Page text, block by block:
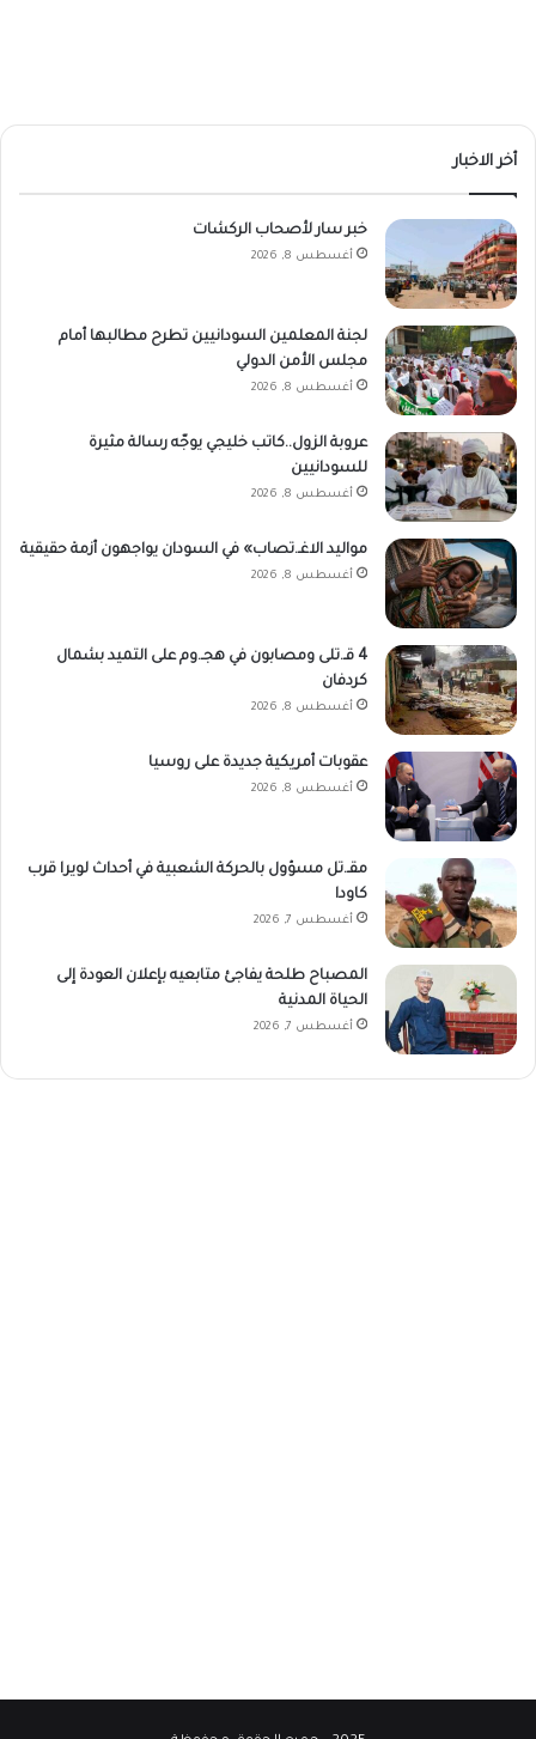
أخر الاخبار
خبر سار لأصحاب الركشات
أغسطس 8, 2026
لجنة المعلمين السودانيين تطرح مطالبها أمام
مجلس الأمن الدولي
أغسطس 8, 2026
عروبة الزول..كاتب خليجي يوجّه رسالة مثيرة
للسودانيين
أغسطس 8, 2026
مواليد الاغـ.تصاب» في السودان يواجهون أزمة حقيقية
أغسطس 8, 2026
4 قـ.تلى ومصابون في هجـ.وم على التميد بشمال
كردفان
أغسطس 8, 2026
عقوبات أمريكية جديدة على روسيا
أغسطس 8, 2026
مقـ.تل مسؤول بالحركة الشعبية في أحداث لويرا قرب
كاودا
أغسطس 7, 2026
المصباح طلحة يفاجئ متابعيه بإعلان العودة إلى
الحياة المدنية
أغسطس 7, 2026